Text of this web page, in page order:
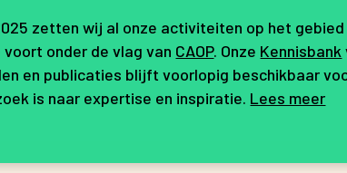
zetten wij al onze activiteiten op het gebied
onder de vlag van CAOP. Onze Kennisbank
en publicaties blijft voorlopig beschikbaar
is naar expertise en inspiratie. Lees meer